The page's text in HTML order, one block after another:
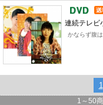
連続テレビ
かならず腹
1
1 ～ 50